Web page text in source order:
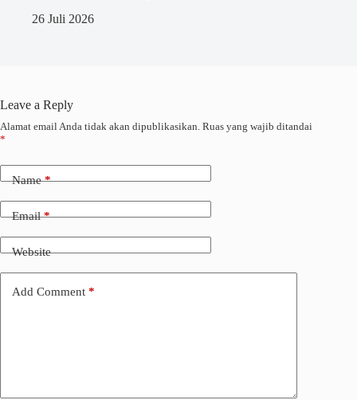
26 Juli 2026
Leave a Reply
Alamat email Anda tidak akan dipublikasikan. Ruas yang wajib ditandai
*
Name*
Email*
Website
Add Comment *